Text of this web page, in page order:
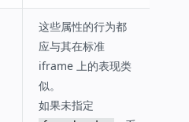
这些属性的行为都
应与其在标准
iframe 上的表现类
似。
如果未指定